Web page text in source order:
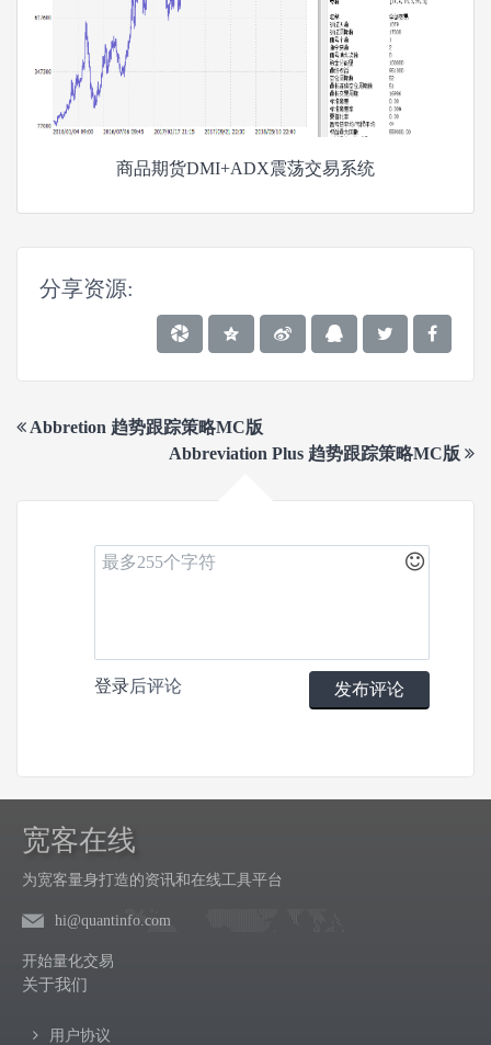
商品期货DMI+ADX震荡交易系统
分享资源:
Abbretion 趋势跟踪策略MC版
Abbreviation Plus 趋势跟踪策略MC版
登录后评论 发布评论
宽客在线
为宽客量身打造的资讯和在线工具平台
hi@quantinfo.com
开始量化交易
关于我们
用户协议